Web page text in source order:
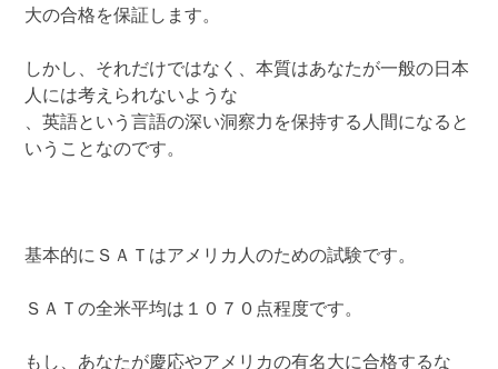
大の合格を保証します。
しかし、それだけではなく、本質はあなたが一般の日本
人には考えられないような
、英語という言語の深い洞察力を保持する人間になると
いうことなのです。
基本的にＳＡＴはアメリカ人のための試験です。
ＳＡＴの全米平均は１０７０点程度です。
もし、あなたが慶応やアメリカの有名大に合格するな